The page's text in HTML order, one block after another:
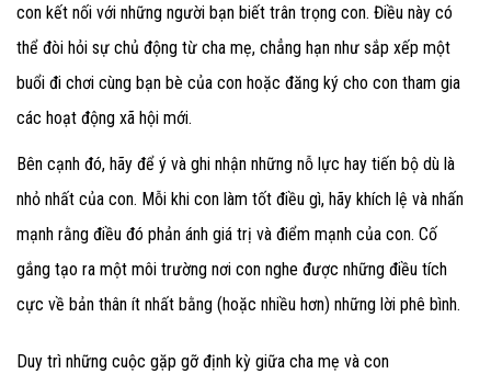
con kết nối với những người bạn biết trân trọng con. Điều này có
thể đòi hỏi sự chủ động từ cha mẹ, chẳng hạn như sắp xếp một
buổi đi chơi cùng bạn bè của con hoặc đăng ký cho con tham gia
các hoạt động xã hội mới.
Bên cạnh đó, hãy để ý và ghi nhận những nỗ lực hay tiến bộ dù là
nhỏ nhất của con. Mỗi khi con làm tốt điều gì, hãy khích lệ và nhấn
mạnh rằng điều đó phản ánh giá trị và điểm mạnh của con. Cố
gắng tạo ra một môi trường nơi con nghe được những điều tích
cực về bản thân ít nhất bằng (hoặc nhiều hơn) những lời phê bình.
Duy trì những cuộc gặp gỡ định kỳ giữa cha mẹ và con